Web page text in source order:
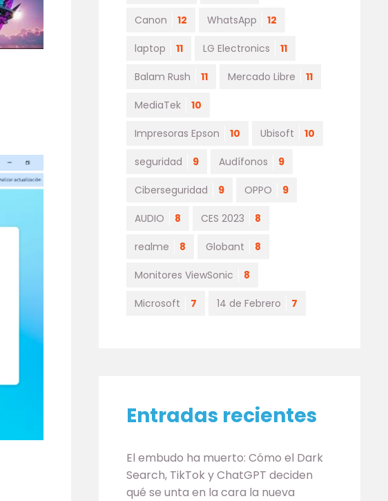
Canon 12 WhatsApp 12
laptop 11 LG Electronics 11
Balam Rush 11 Mercado Libre 11
MediaTek 10
Impresoras Epson 10 Ubisoft 10
seguridad 9 Audífonos 9
Ciberseguridad 9 OPPO 9
AUDIO 8 CES 2023 8
realme 8 Globant 8
Monitores ViewSonic 8
Microsoft 7 14 de Febrero 7
Entradas recientes
El embudo ha muerto: Cómo el Dark
Search, TikTok y ChatGPT deciden
qué se unta en la cara la nueva